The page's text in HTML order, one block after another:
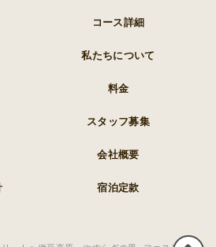
コース詳細
私たちについて
料金
スタッフ募集
会社概要
宿泊定款